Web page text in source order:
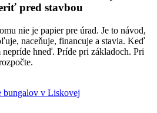
pred stavbou
nie je papier pre úrad. Je to návod,
naceňuje, financuje a stavia. Keď
hneď. Príde pri základoch. Pri